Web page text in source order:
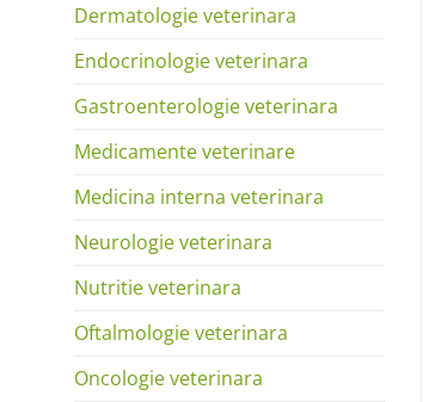
Dermatologie veterinara
Endocrinologie veterinara
Gastroenterologie veterinara
Medicamente veterinare
Medicina interna veterinara
Neurologie veterinara
Nutritie veterinara
Oftalmologie veterinara
Oncologie veterinara